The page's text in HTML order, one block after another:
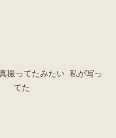
撮ってたみたい 私が写っ
てた